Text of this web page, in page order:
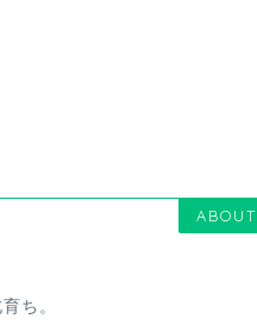
ち。